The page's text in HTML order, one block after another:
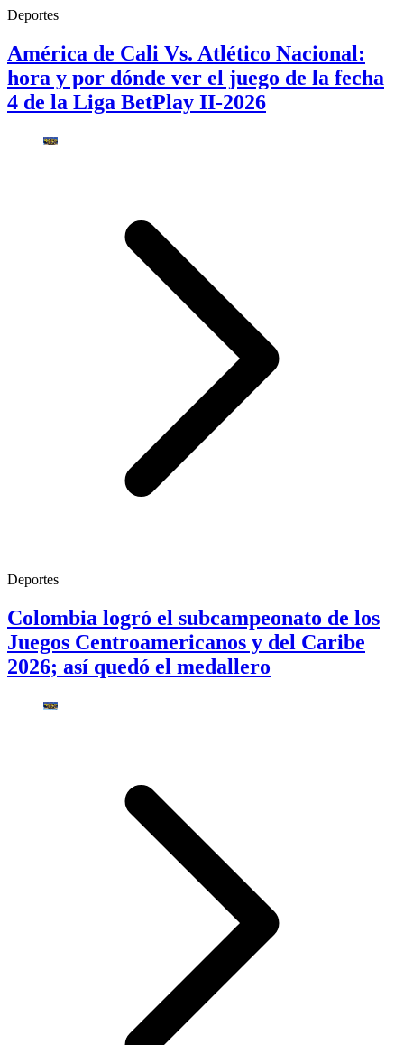
Deportes
América de Cali Vs. Atlético Nacional:
hora y por dónde ver el juego de la fecha
4 de la Liga BetPlay II-2026
Deportes
Colombia logró el subcampeonato de los
Juegos Centroamericanos y del Caribe
2026; así quedó el medallero